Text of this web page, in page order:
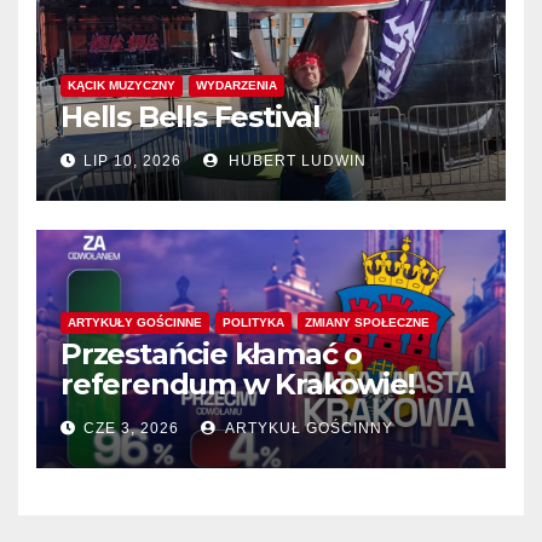
KĄCIK MUZYCZNY WYDARZENIA
Hells Bells Festival
LIP 10, 2026 HUBERT LUDWIN
ARTYKUŁY GOŚCINNE POLITYKA ZMIANY SPOŁECZNE
Przestańcie kłamać o
referendum w Krakowie!
CZE 3, 2026 ARTYKUŁ GOŚCINNY